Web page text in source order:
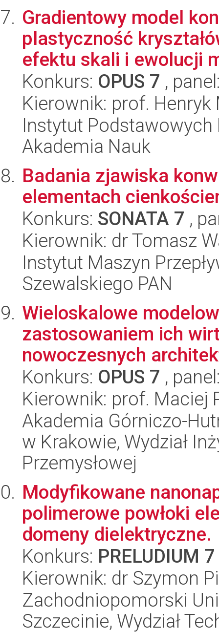
Gradientowy model
plastyczność
efektu skali i ewolucji
Konkurs: OPUS 7 ,
Kierownik: prof. Henryk
Instytut
Akademia Nauk
Badania zjawiska
elementach
Konkurs: SONATA 7 ,
Kierownik: dr Tomasz
Instytut Maszyn
Szewalskiego PAN
Wieloskalowe
zastosowaniem ich
nowoczesnych
Konkurs: OPUS 7 ,
Kierownik: prof. Maciej
Akademia Górniczo-
w Krakowie, Wydział
Przemysłowej
Modyfikowane
polimerowe powłoki
domeny dielektryczne.
Konkurs: PRELUDIUM 7
Kierownik: dr Szymon
Zachodniopomorski
Szczecinie, Wydział